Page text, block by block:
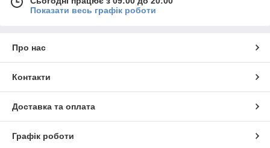
Показати весь графік роботи
Про нас
Контакти
Доставка та оплата
Графік роботи